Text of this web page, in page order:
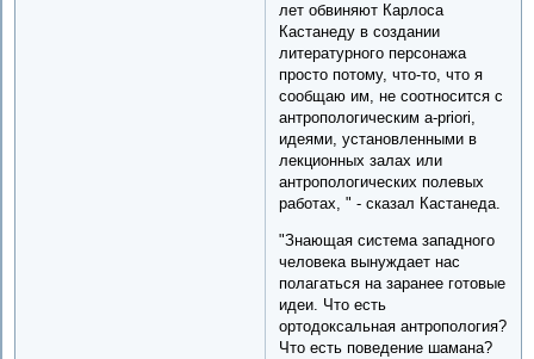
лет обвиняют Карлоса
Кастанеду в создании
литературного персонажа
просто потому, что-то, что я
сообщаю им, не соотносится с
антропологическим a-priori,
идеями, установленными в
лекционных залах или
антропологических полевых
работах, " - сказал Кастанеда.
"Знающая система западного
человека вынуждает нас
полагаться на заранее готовые
идеи. Что есть
ортодоксальная антропология?
Что есть поведение шамана?